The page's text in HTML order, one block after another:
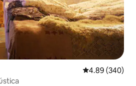
Calificación
4.89 (340)